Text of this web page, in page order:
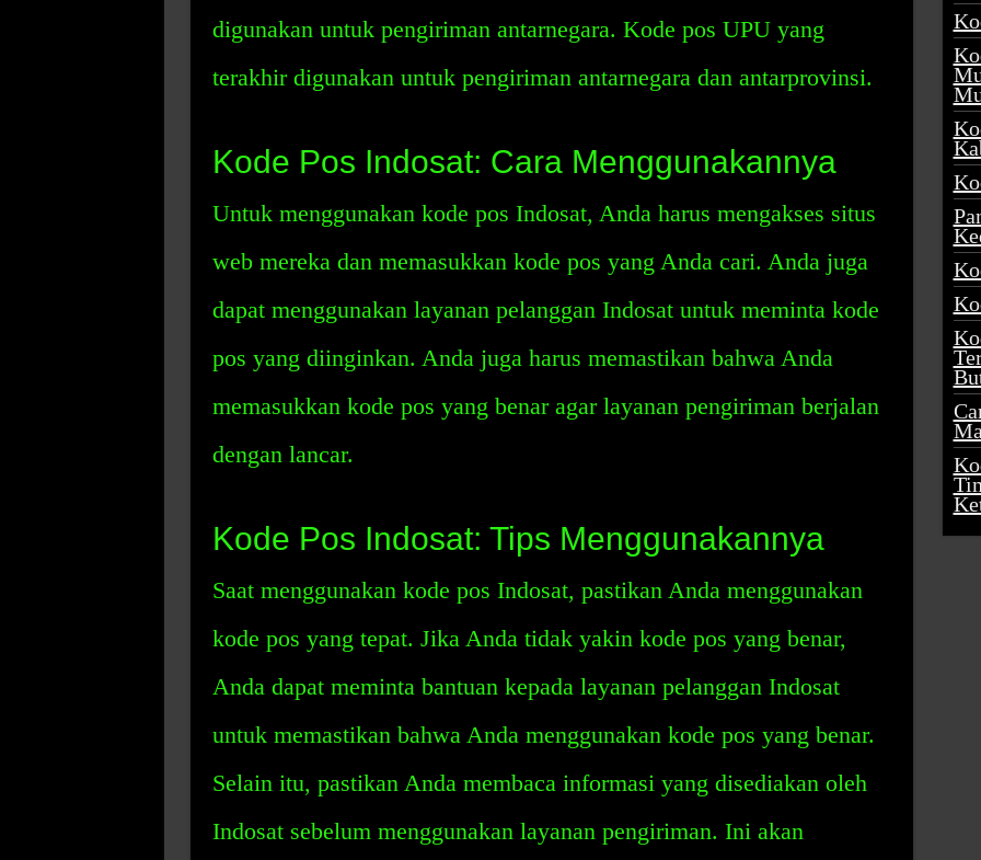
digunakan untuk pengiriman antarnegara. Kode pos UPU yang
terakhir digunakan untuk pengiriman antarnegara dan antarprovinsi.
Kode Pos Indosat: Cara Menggunakannya
Untuk menggunakan kode pos Indosat, Anda harus mengakses situs
web mereka dan memasukkan kode pos yang Anda cari. Anda juga
dapat menggunakan layanan pelanggan Indosat untuk meminta kode
pos yang diinginkan. Anda juga harus memastikan bahwa Anda
memasukkan kode pos yang benar agar layanan pengiriman berjalan
dengan lancar.
Kode Pos Indosat: Tips Menggunakannya
Saat menggunakan kode pos Indosat, pastikan Anda menggunakan
kode pos yang tepat. Jika Anda tidak yakin kode pos yang benar,
Anda dapat meminta bantuan kepada layanan pelanggan Indosat
untuk memastikan bahwa Anda menggunakan kode pos yang benar.
Selain itu, pastikan Anda membaca informasi yang disediakan oleh
Indosat sebelum menggunakan layanan pengiriman. Ini akan